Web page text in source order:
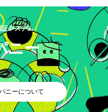
システム
ニー
ニーについて